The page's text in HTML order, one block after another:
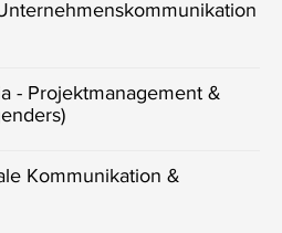
- Projektmanagement &
Kommunikation &